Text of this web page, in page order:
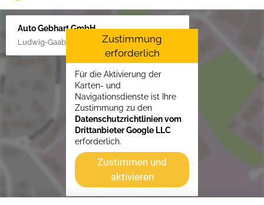
Auto Gebhart GmbH
Ludwig-Gaab-Str. 4, 88427 Bad Schussenried
Zustimmung
erforderlich
Für die Aktivierung der
Karten- und
Navigationsdienste ist Ihre
Zustimmung zu den
Datenschutzrichtlinien vom
Drittanbieter Google LLC
erforderlich.
Zustimmen und
aktivieren